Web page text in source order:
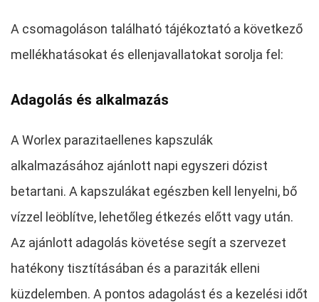
A csomagoláson található tájékoztató a következő
mellékhatásokat és ellenjavallatokat sorolja fel:
Adagolás és alkalmazás
A Worlex parazitaellenes kapszulák
alkalmazásához ajánlott napi egyszeri dózist
betartani. A kapszulákat egészben kell lenyelni, bő
vízzel leöblítve, lehetőleg étkezés előtt vagy után.
Az ajánlott adagolás követése segít a szervezet
hatékony tisztításában és a paraziták elleni
küzdelemben. A pontos adagolást és a kezelési időt